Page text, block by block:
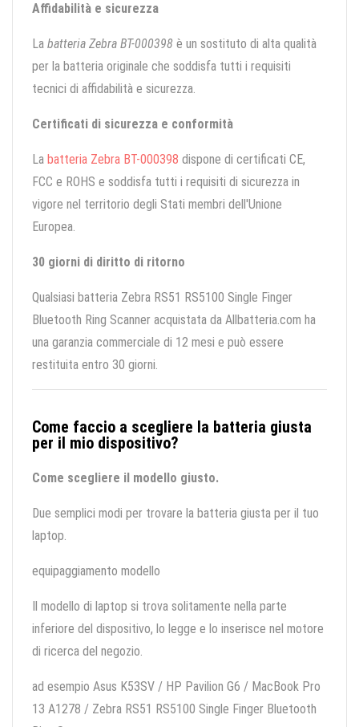
Affidabilità e sicurezza
La batteria Zebra BT-000398 è un sostituto di alta qualità
per la batteria originale che soddisfa tutti i requisiti
tecnici di affidabilità e sicurezza.
Certificati di sicurezza e conformità
La batteria Zebra BT-000398 dispone di certificati CE,
FCC e ROHS e soddisfa tutti i requisiti di sicurezza in
vigore nel territorio degli Stati membri dell'Unione
Europea.
30 giorni di diritto di ritorno
Qualsiasi batteria Zebra RS51 RS5100 Single Finger
Bluetooth Ring Scanner acquistata da Allbatteria.com ha
una garanzia commerciale di 12 mesi e può essere
restituita entro 30 giorni.
Come faccio a scegliere la batteria giusta
per il mio dispositivo?
Come scegliere il modello giusto.
Due semplici modi per trovare la batteria giusta per il tuo
laptop.
equipaggiamento modello
Il modello di laptop si trova solitamente nella parte
inferiore del dispositivo, lo legge e lo inserisce nel motore
di ricerca del negozio.
ad esempio Asus K53SV / HP Pavilion G6 / MacBook Pro
13 A1278 / Zebra RS51 RS5100 Single Finger Bluetooth